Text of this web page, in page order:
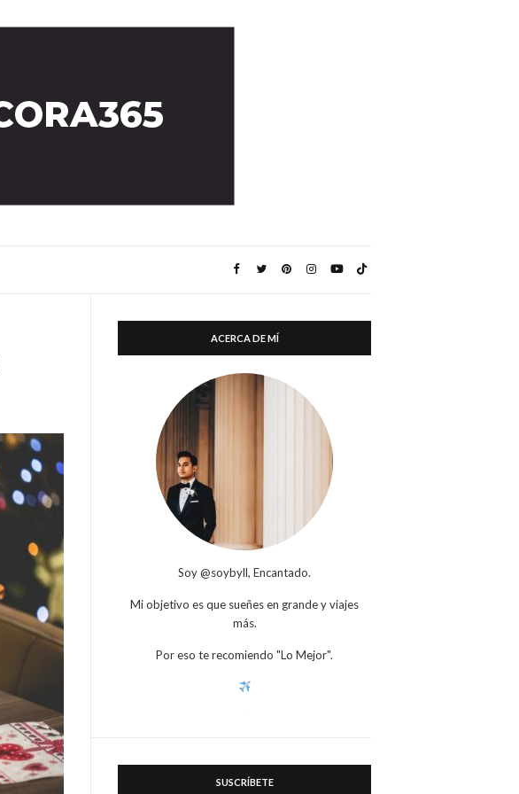
ACERCA DE MÍ
Soy @soybyll, Encantado.
Mi objetivo es que sueñes en grande y viajes
más.
Por eso te recomiendo "Lo Mejor".
SUSCRÍBETE